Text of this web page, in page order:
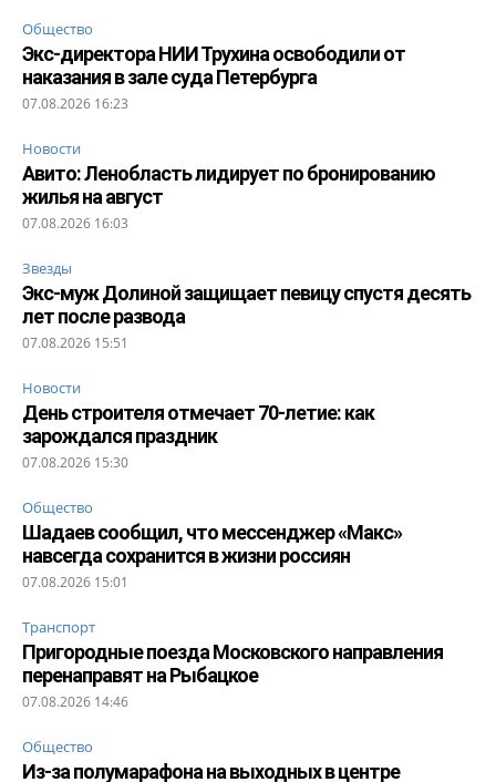
Общество
Экс-директора НИИ Трухина освободили от
наказания в зале суда Петербурга
07.08.2026 16:23
Новости
Авито: Ленобласть лидирует по бронированию
жилья на август
07.08.2026 16:03
Звезды
Экс-муж Долиной защищает певицу спустя десять
лет после развода
07.08.2026 15:51
Новости
День строителя отмечает 70-летие: как
зарождался праздник
07.08.2026 15:30
Общество
Шадаев сообщил, что мессенджер «Макс»
навсегда сохранится в жизни россиян
07.08.2026 15:01
Транспорт
Пригородные поезда Московского направления
перенаправят на Рыбацкое
07.08.2026 14:46
Общество
Из-за полумарафона на выходных в центре